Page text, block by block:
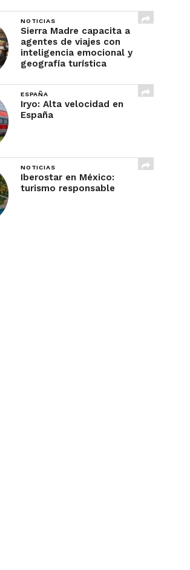
NOTICIAS
Sierra Madre capacita a
agentes de viajes con
inteligencia emocional y
geografía turística
ESPAÑA
Iryo: Alta velocidad en
España
NOTICIAS
Iberostar en México:
turismo responsable